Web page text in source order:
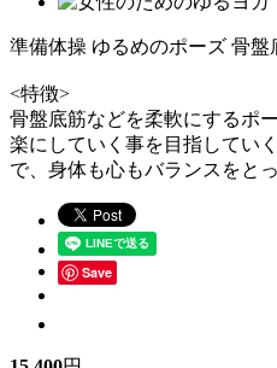
準備体操 ゆるめのポーズ 骨
<特徴>
骨盤底筋などを柔軟にするポ
楽にしていく事を目指してい
で、身体も心もバランスをと
Save